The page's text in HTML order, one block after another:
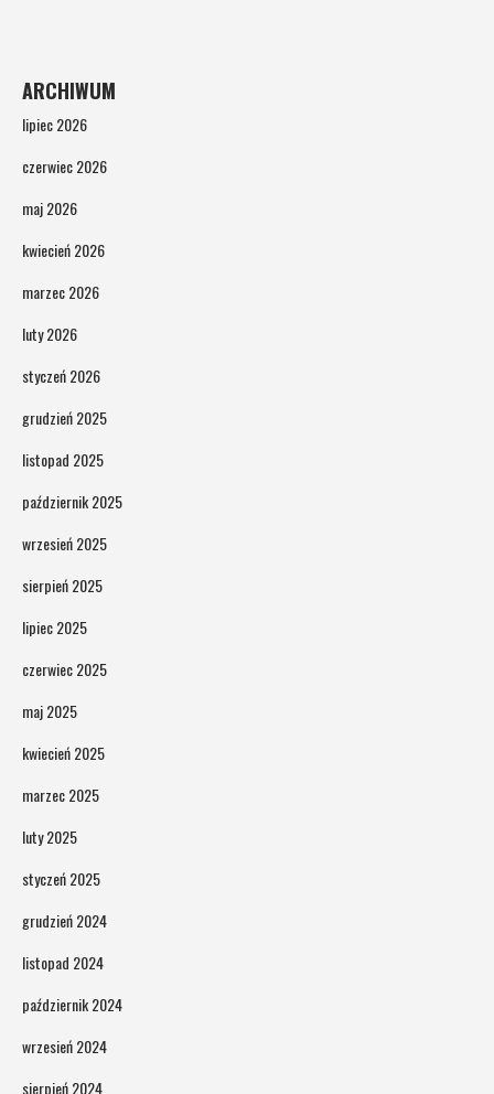
ARCHIWUM
lipiec 2026
czerwiec 2026
maj 2026
kwiecień 2026
marzec 2026
luty 2026
styczeń 2026
grudzień 2025
listopad 2025
październik 2025
wrzesień 2025
sierpień 2025
lipiec 2025
czerwiec 2025
maj 2025
kwiecień 2025
marzec 2025
luty 2025
styczeń 2025
grudzień 2024
listopad 2024
październik 2024
wrzesień 2024
sierpień 2024